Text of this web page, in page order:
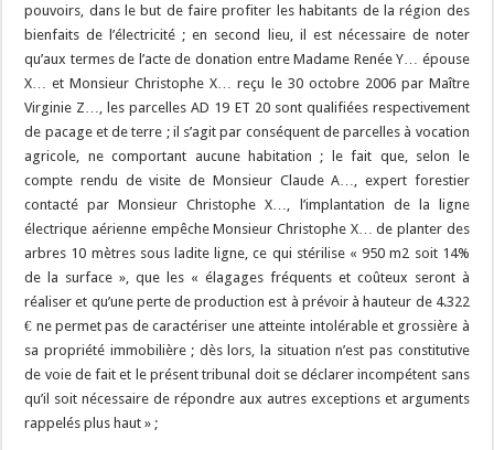
pouvoirs, dans le but de faire profiter les habitants de la région des
bienfaits de l’électricité ; en second lieu, il est nécessaire de noter
qu’aux termes de l’acte de donation entre Madame Renée Y… épouse
X… et Monsieur Christophe X… reçu le 30 octobre 2006 par Maître
Virginie Z…, les parcelles AD 19 ET 20 sont qualifiées respectivement
de pacage et de terre ; il s’agit par conséquent de parcelles à vocation
agricole, ne comportant aucune habitation ; le fait que, selon le
compte rendu de visite de Monsieur Claude A…, expert forestier
contacté par Monsieur Christophe X…, l’implantation de la ligne
électrique aérienne empêche Monsieur Christophe X… de planter des
arbres 10 mètres sous ladite ligne, ce qui stérilise « 950 m2 soit 14%
de la surface », que les « élagages fréquents et coûteux seront à
réaliser et qu’une perte de production est à prévoir à hauteur de 4.322
€ ne permet pas de caractériser une atteinte intolérable et grossière à
sa propriété immobilière ; dès lors, la situation n’est pas constitutive
de voie de fait et le présent tribunal doit se déclarer incompétent sans
qu’il soit nécessaire de répondre aux autres exceptions et arguments
rappelés plus haut » ;